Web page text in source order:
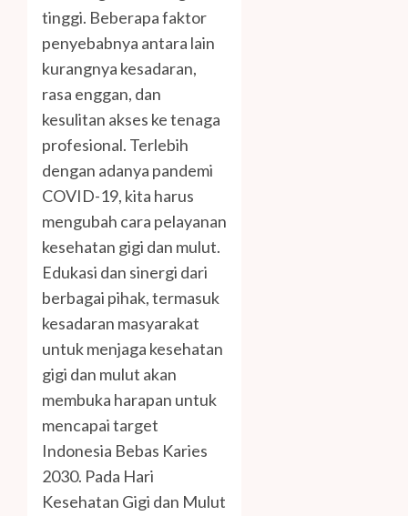
tinggi. Beberapa faktor
penyebabnya antara lain
kurangnya kesadaran,
rasa enggan, dan
kesulitan akses ke tenaga
profesional. Terlebih
dengan adanya pandemi
COVID-19, kita harus
mengubah cara pelayanan
kesehatan gigi dan mulut.
Edukasi dan sinergi dari
berbagai pihak, termasuk
kesadaran masyarakat
untuk menjaga kesehatan
gigi dan mulut akan
membuka harapan untuk
mencapai target
Indonesia Bebas Karies
2030. Pada Hari
Kesehatan Gigi dan Mulut